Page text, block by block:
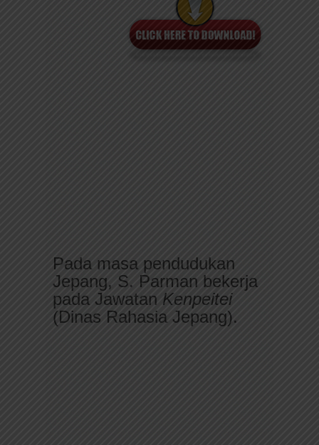
Pada masa pendudukan
Jepang, S. Parman bekerja
pada Jawatan Kenpeitei
(Dinas Rahasia Jepang).